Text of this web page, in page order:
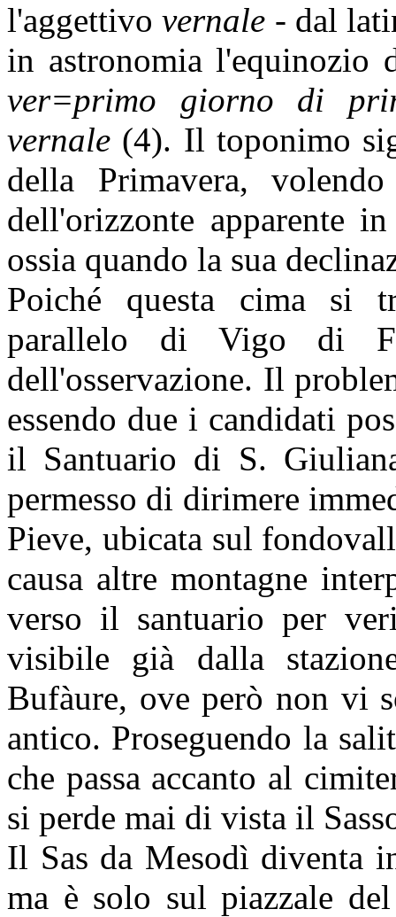
l'aggettivovernale - dal
in astronomia
ver=primo giorno di
vernale (4). Il toponimo
della Primavera,
dell'orizzonte apparente
ossia quando la sua
Poiché questa cima si
parallelo di Vigo di
dell'osservazione. Il
essendo due i candidati
il Santuario di S.
permesso di dirimere
Pieve, ubicata sul
causa altre montagne
verso il santuario per
visibile già dalla
Bufàure, ove però non vi
antico. Proseguendo la
che passa accanto al
si perde mai di vista il
Il Sas da Mesodì diventa
ma è solo sul piazzale